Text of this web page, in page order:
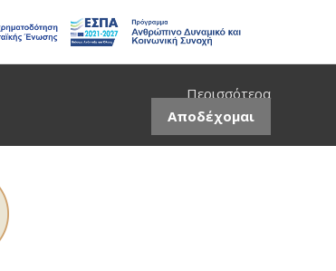
Περισσότερα
Αποδέχομαι